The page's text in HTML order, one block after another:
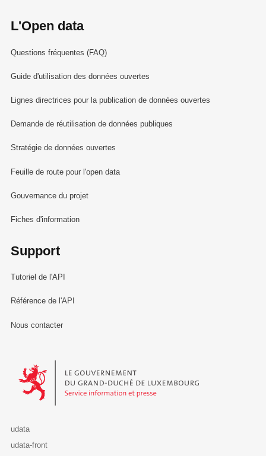
L'Open data
Questions fréquentes (FAQ)
Guide d'utilisation des données ouvertes
Lignes directrices pour la publication de données ouvertes
Demande de réutilisation de données publiques
Stratégie de données ouvertes
Feuille de route pour l'open data
Gouvernance du projet
Fiches d'information
Support
Tutoriel de l'API
Référence de l'API
Nous contacter
Le Gouvernement du Grand-Duché de Luxembourg - Service
udata
udata-front